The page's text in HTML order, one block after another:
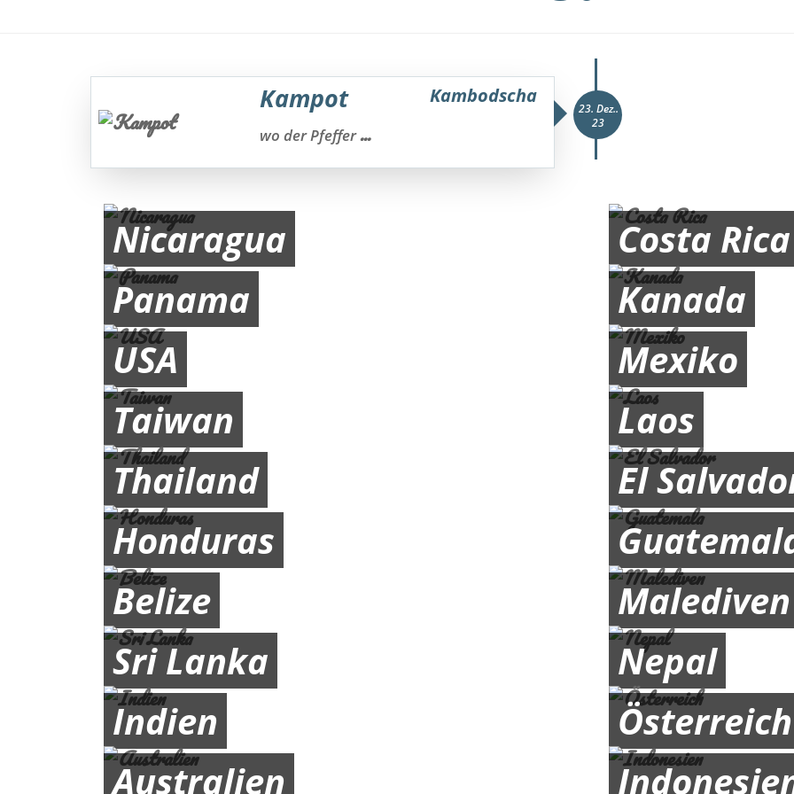
23. Dez..
23
Kampot Kambodscha
wo der Pfeffer...
Nicaragua
Costa Rica
Panama
Kanada
USA
Mexiko
Taiwan
Laos
Thailand
El
Honduras
Belize
Malediven
Sri Lanka
Nepal
Indien
Österreich
Australien